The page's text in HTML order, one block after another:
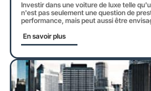
Investir dans une voiture de luxe telle
n'est pas seulement une question de
performance, mais peut aussi être
En savoir plus